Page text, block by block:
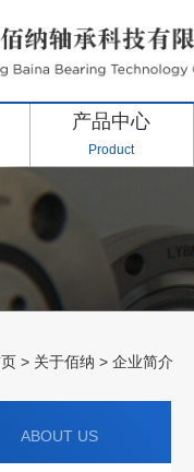
产品中心
Product
> 关于佰纳 > 企业简介
ABOUT US